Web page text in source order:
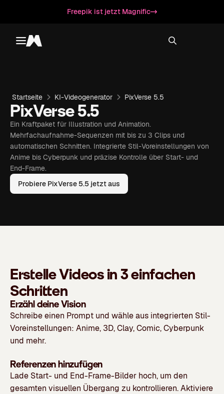
Freepik ist jetzt Magnific
Toggle menu
Magnific
Startseite KI-Videogenerator PixVerse 5.5
PixVerse 5.5
Ein Kraftpaket für Illustration und Animation.
Mehrfachaufnahme-Sequenzen mit bis zu 3 Clips und
automatischen Schnitten. Integrierte Stil-Voreinstellungen von
Anime bis Cyberpunk und präzise Kontrolle über Start- und
End-Frame.
Probiere PixVerse 5.5 jetzt aus
Erstelle Videos in 3 einfachen
Schritten
Erzähl deine Vision
Schreibe einen Prompt und wähle aus integrierten Stil-
Voreinstellungen: Anime, 3D, Clay, Comic, Cyberpunk
und mehr.
Referenzen hinzufügen
Lade Start- und End-Frame-Bilder hoch, um den
gesamten visuellen Übergang zu kontrollieren. Aktiviere